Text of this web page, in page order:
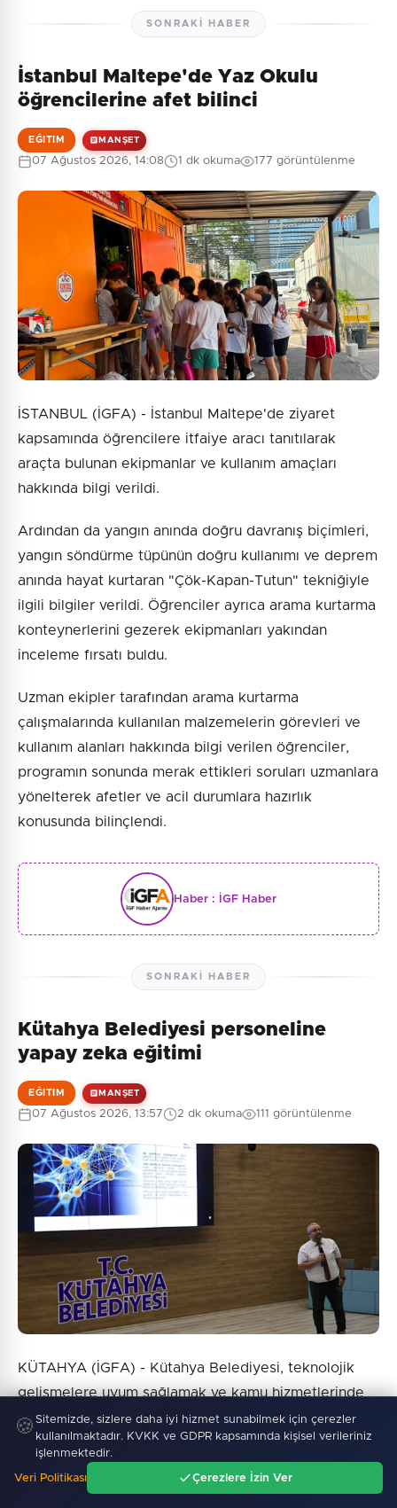
SONRAKI HABER
İstanbul Maltepe'de Yaz Okulu
öğrencilerine afet bilinci
EĞITIM MANŞET
07 Ağustos 2026, 14:08 1 dk okuma 177 görüntülenme
İSTANBUL (İGFA) - İstanbul Maltepe'de ziyaret
kapsamında öğrencilere itfaiye aracı tanıtılarak
araçta bulunan ekipmanlar ve kullanım amaçları
hakkında bilgi verildi.
Ardından da yangın anında doğru davranış biçimleri,
yangın söndürme tüpünün doğru kullanımı ve deprem
anında hayat kurtaran "Çök-Kapan-Tutun" tekniğiyle
ilgili bilgiler verildi. Öğrenciler ayrıca arama kurtarma
konteynerlerini gezerek ekipmanları yakından
inceleme fırsatı buldu.
Uzman ekipler tarafından arama kurtarma
çalışmalarında kullanılan malzemelerin görevleri ve
kullanım alanları hakkında bilgi verilen öğrenciler,
programın sonunda merak ettikleri soruları uzmanlara
yönelterek afetler ve acil durumlara hazırlık
konusunda bilinçlendi.
Haber : İGF Haber
SONRAKI HABER
Kütahya Belediyesi personeline
yapay zeka eğitimi
EĞITIM MANŞET
07 Ağustos 2026, 13:57 2 dk okuma 111 görüntülenme
KÜTAHYA (İGFA) - Kütahya Belediyesi, teknolojik
gelişmelere uyum sağlamak ve kamu hizmetlerinde
verimliliği artırmak amacıyla personeline yönelik
yapay zeka eğitimi gerçekleştirdi.
Belediyenin konferans salonunda düzenlenen eğitim,
🍪 Sitemizde, sizlere daha iyi hizmet sunabilmek için çerezler
kullanılmaktadır. KVKK ve GDPR kapsamında kişisel verileriniz
işlenmektedir.
Veri Politikası Çerezlere İzin Ver
Gündem Ara Menü